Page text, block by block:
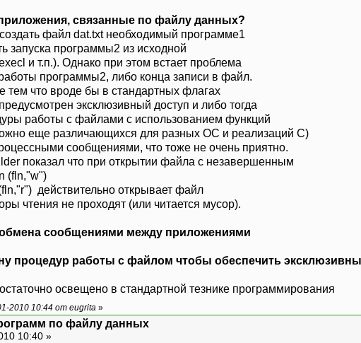
связанные по файлу данных?
файл dat.txt необходимый программе1
запуска программы2 из исходной
и т.п.). Однако при этом встает проблема
программы2, либо конца записи в файл.
тем что вроде бы в стандартных флагах
эксклюзивный доступ и либо тогда
работы с файлами с использованием функций
еще различающихся для разных ОС и реализаций С)
сообщениями, что тоже не очень приятно.
показал что при открытии файла c незавершенным
(fln,"w")
действительно открывает файл
чтения не проходят (или читается мусор).
сообщениями между приложениями
процедур работы с файлом чтобы обеспечить
освещено в стандартной тезнике программирования
2010 10:44 от eugrita »
по файлу данных
10:40 »